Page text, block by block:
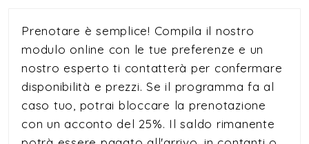
Prenotare è semplice! Compila il nostro
modulo online con le tue preferenze e un
nostro esperto ti contatterà per confermare
disponibilità e prezzi. Se il programma fa al
caso tuo, potrai bloccare la prenotazione
con un acconto del 25%. Il saldo rimanente